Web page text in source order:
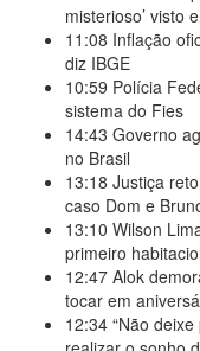
misterioso’ visto
11:08 Inflação
diz IBGE
10:59 Polícia
sistema do Fies
14:43 Governo
no Brasil
13:18 Justiça
caso Dom e
13:10 Wilson
primeiro
12:47 Alok
tocar em
12:34 “Não